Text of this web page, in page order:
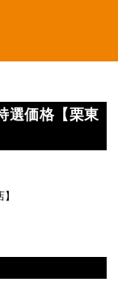
選価格【栗東